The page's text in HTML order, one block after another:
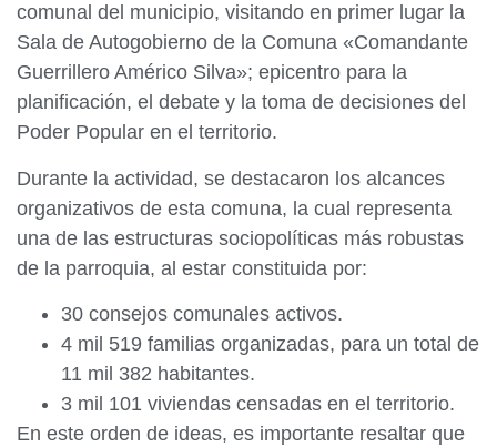
comunal del municipio, visitando en primer lugar la
Sala de Autogobierno de la Comuna «Comandante
Guerrillero Américo Silva»; epicentro para la
planificación, el debate y la toma de decisiones del
Poder Popular en el territorio.
Durante la actividad, se destacaron los alcances
organizativos de esta comuna, la cual representa
una de las estructuras sociopolíticas más robustas
de la parroquia, al estar constituida por:
30 consejos comunales activos.
4 mil 519 familias organizadas, para un total de
11 mil 382 habitantes.
3 mil 101 viviendas censadas en el territorio.
En este orden de ideas, es importante resaltar que